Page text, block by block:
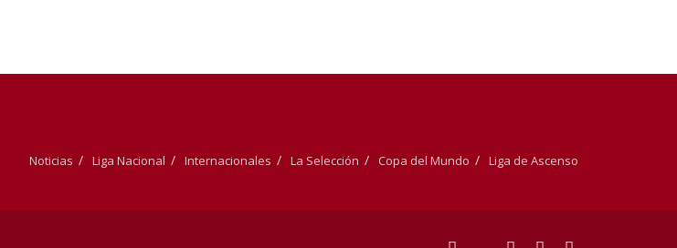
Noticias Liga Nacional Internacionales La Selección Copa del Mundo Liga de Ascenso